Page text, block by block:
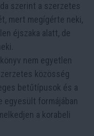
szerint a szerzetes
mert megígérte neki,
éjszaka alatt, de
nem egyetlen
közösség
betűtípusok és a
egyesült formájában
a korabeli